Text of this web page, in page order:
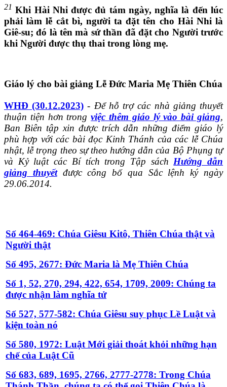
21 Khi Hài Nhi được đủ tám ngày, nghĩa là đến lúc
phải làm lễ cắt bì, người ta đặt tên cho Hài Nhi là
Giê-su; đó là tên mà sứ thần đã đặt cho Người trước
khi Người được thụ thai trong lòng mẹ.
Giáo lý cho bài giảng Lễ Đức Maria Mẹ Thiên Chúa
WHĐ (30.12.2023) - Để hỗ trợ các nhà giảng thuyết
thuận tiện hơn trongviệc thêm giáo lý vào bài giảng,
Ban Biên tập xin được trích dẫn những điểm giáo lý
phù hợp với các bài đọc Kinh Thánh của các lễ Chúa
nhật, lễ trọng theo sự theo hướng dẫn của Bộ Phụng tự
và Kỷ luật các Bí tích trong Tập sách Hướng dẫn
giảng thuyếtđược công bố qua Sắc lệnh ký ngày
29.06.2014.
Số 464-469: Chúa Giêsu Kitô, Thiên Chúa thật và
Người thật
Số 495, 2677: Đức Maria là Mẹ Thiên Chúa
Số 1, 52, 270, 294, 422, 654, 1709, 2009: Chúng ta
được nhận làm nghĩa tử
Số 527, 577-582: Chúa Giêsu suy phục Lề Luật và
kiện toàn nó
Số 580, 1972: Luật Mới giải thoát khỏi những hạn
chế của Luật Cũ
Số 683, 689, 1695, 2766, 2777-2778: Trong Chúa